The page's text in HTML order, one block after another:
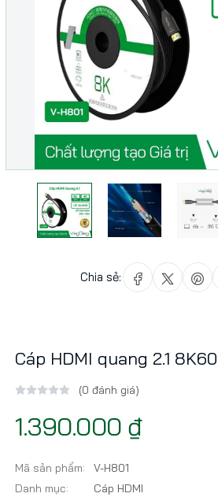
Chia sẻ:
Cáp HDMI quang 2.1
(0 đánh giá)
1.390.000 ₫
Mã sản phẩm:
V-H801
Danh mục:
Cáp HDMI